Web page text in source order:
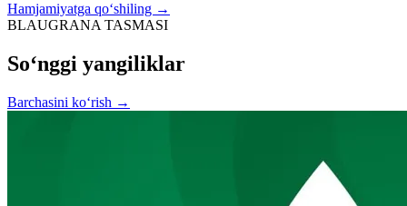
Hamjamiyatga qo‘shiling →
BLAUGRANA TASMASI
So‘nggi yangiliklar
Barchasini ko‘rish →